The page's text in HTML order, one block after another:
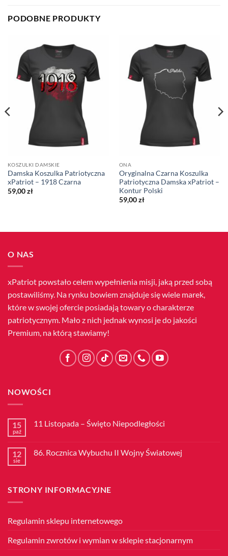
PODOBNE PRODUKTY
KOSZULKI DAMSKIE
Damska Koszulka Patriotyczna
xPatriot – 1918 Czarna
59,00zł
ONA
Oryginalna Czarna Koszulka
Patriotyczna Damska xPatriot –
Kontur Polski
59,00zł
O NAS
xPatriot powstało celem wypełnienia misji, jaką przed sobą
postawiliśmy. Na rynku bowiem znajduje się wiele marek,
które w swojej ofercie posiadają towary o charakterze
patriotycznym. Mało z nich jednak wynosi je do jakości
Premium, na którą stawiamy!
NOWOŚCI
15
paź
11 Listopada – Święto Niepodległości
11
12
sie
86. Rocznica Wybuchu II Wojny Światowej
Rocznica
STRONY INFORMACYJNE
Regulamin sklepu internetowego
Regulamin zwrotów i wymian w sklepie stacjonarnym